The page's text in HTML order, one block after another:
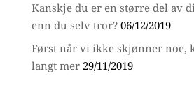
Kanskje du er en større del av
enn du selv tror? 06/12/2019
Først når vi ikke skjønner noe,
langt mer 29/11/2019